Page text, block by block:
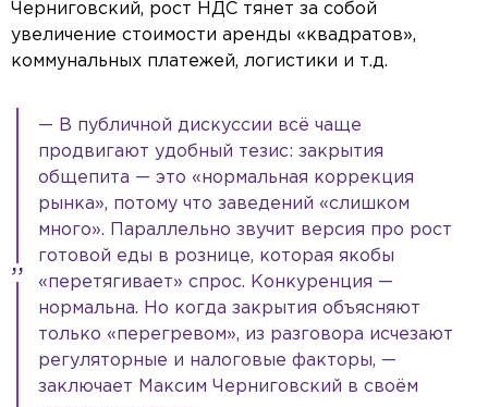
Черниговский, рост НДС тянет за собой
увеличение стоимости аренды «квадратов»,
коммунальных платежей, логистики и т.д.
— В публичной дискуссии всё чаще
продвигают удобный тезис: закрытия
общепита — это «нормальная коррекция
рынка», потому что заведений «слишком
много». Параллельно звучит версия про рост
готовой еды в рознице, которая якобы
«перетягивает» спрос. Конкуренция —
нормальна. Но когда закрытия объясняют
только «перегревом», из разговора исчезают
регуляторные и налоговые факторы, —
заключает Максим Черниговский в своём